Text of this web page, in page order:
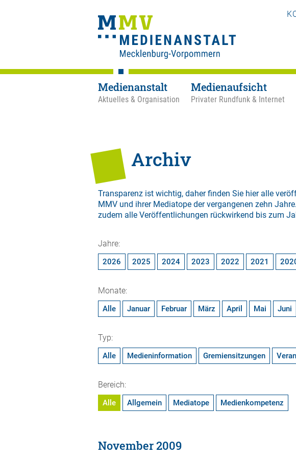
Medienanstalt
Aktuelles & Organisation
Medienaufsicht
Privater Rundfunk & Internet
Archiv
Transparenz ist wichtig, daher finden Sie hier alle
MMV und ihrer Mediatope der vergangenen zehn
zudem alle Veröffentlichungen rückwirkend bis zum
Jahre:
2026 2025 2024 2023 2022 2021
Monate:
Alle Januar Februar März April Mai Juni
Typ:
Alle Medieninformation Gremiensitzungen
Bereich:
Alle Allgemein Mediatope Medienkompetenz
November 2009